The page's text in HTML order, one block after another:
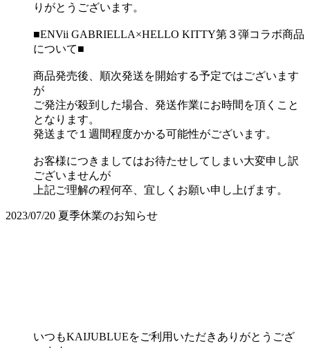
りがとうございます。
■ENVii GABRIELLA×HELLO KITTY第３弾コラボ商品
について■
商品発売後、順次発送を開始する予定ではございます
が
ご発注が殺到した場合、発送作業にお時間を頂くこと
となります。
発送まで１週間程度かかる可能性がございます。
お客様につきましてはお待たせしてしまい大変申し訳
ございませんが
上記ご理解の程何卒、宜しくお願い申し上げます。
2023/07/20 夏季休業のお知らせ
いつもKAIJUBLUEをご利用いただきありがとうござ